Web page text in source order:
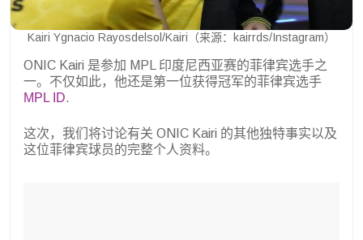
Kairi Ygnacio Rayosdelsol/Kairi（来源：kairrds/Instagram）
ONIC Kairi 是参加 MPL 印度尼西亚赛的菲律宾选手之
一。不仅如此，他还是第一位获得冠军的菲律宾选手
MPL ID.
这次，我们将讨论有关 ONIC Kairi 的其他独特事实以及
这位菲律宾球员的完整个人资料。